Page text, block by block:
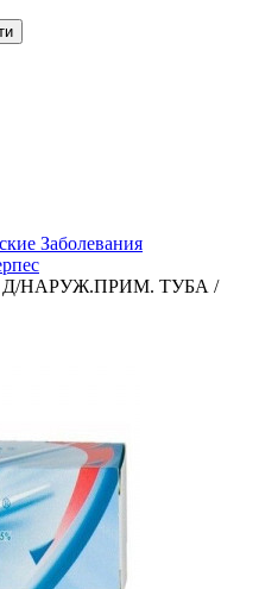
Заболевания
Д/НАРУЖ.ПРИМ. ТУБА /